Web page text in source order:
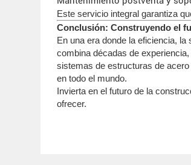
Este servicio integral garantiza
Conclusión: Construyendo el
En una era donde la eficiencia,
combina décadas de
sistemas de estructuras de
en todo el mundo.
Invierta en el futuro de la
ofrecer.